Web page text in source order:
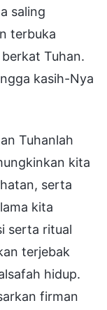
saling
terbuka
Tuhan.
kasih-Nya
Tuhanlah
kita
serta
kita
serta ritual
terjebak
hidup.
firman